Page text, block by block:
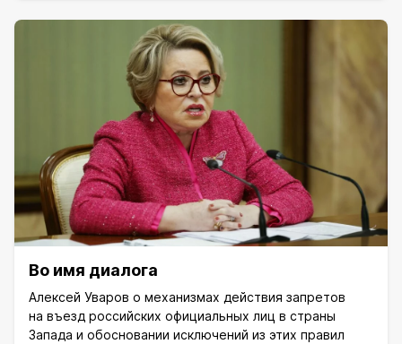
Во имя диалога
Алексей Уваров о механизмах действия запретов
на въезд российских официальных лиц в страны
Запада и обосновании исключений из этих правил